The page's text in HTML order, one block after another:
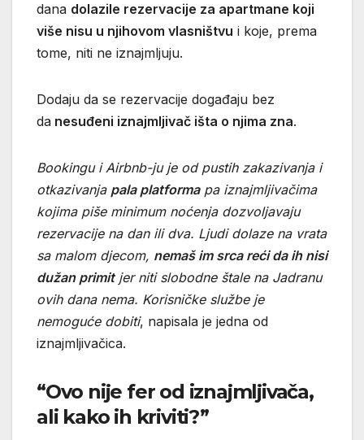
dana dolazile rezervacije za apartmane koji
više nisu u njihovom vlasništvu i koje, prema
tome, niti ne iznajmljuju.
Dodaju da se rezervacije događaju bez
da nesuđeni iznajmljivač išta o njima zna.
Bookingu i Airbnb-ju je od pustih zakazivanja i
otkazivanja pala platformapa iznajmljivačima
kojima piše minimum noćenja dozvoljavaju
rezervacije na dan ili dva. Ljudi dolaze na vrata
sa malom djecom, nemaš im srca reći da ih nisi
dužan primitjer niti slobodne štale na Jadranu
ovih dana nema. Korisničke službe je
nemoguće dobiti, napisala je jedna od
iznajmljivačica.
“Ovo nije fer od iznajmljivača,
ali kako ih kriviti?”